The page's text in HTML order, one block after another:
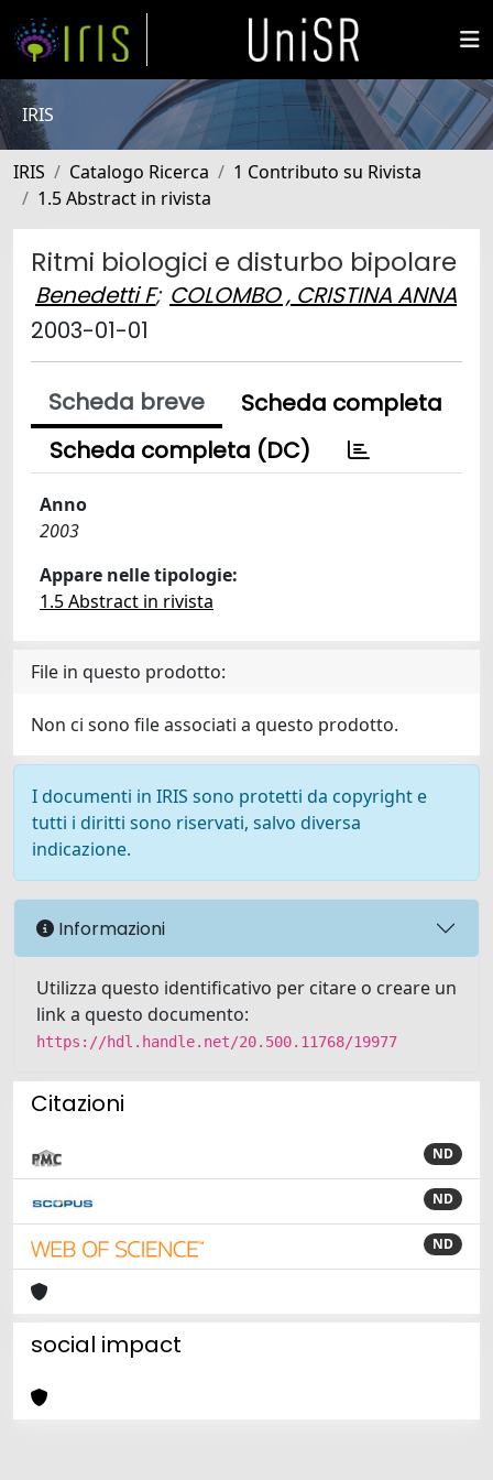
IRIS
IRIS Catalogo Ricerca
1 Contributo su Rivista
1.5 Abstract in rivista
Ritmi biologici e disturbo bipolare
Benedetti F; COLOMBO , CRISTINA ANNA
2003-01-01
Scheda breve
Scheda completa
Scheda completa (DC)
Anno
2003
Appare nelle tipologie:
1.5 Abstract in rivista
File in questo prodotto:
Non ci sono file associati a questo prodotto.
I documenti in IRIS sono protetti da copyright e
tutti i diritti sono riservati, salvo diversa
indicazione.
Informazioni
Utilizza questo identificativo per citare o creare un
link a questo documento:
https://hdl.handle.net/20.500.11768/19977
Citazioni
ND
ND
ND
social impact